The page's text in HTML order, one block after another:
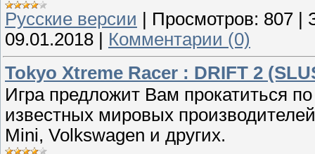
Русские версии
Просмотров: 807
09.01.2018
Комментарии (0)
Tokyo Xtreme Racer : DRIFT 2
Игра предложит Вам прокатиться
известных мировых
Mini, Volkswagen и других.